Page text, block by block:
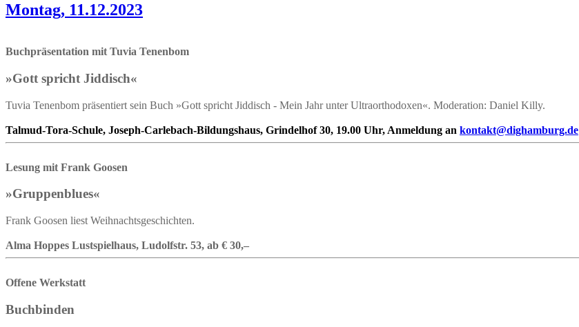
Montag, 11.12.2023
Buchpräsentation mit Tuvia Tenenbom
»Gott spricht Jiddisch«
Tuvia Tenenbom präsentiert sein Buch »Gott spricht Jiddisch - Mein Jahr unter Ultraorthodoxen«. Moderation: Daniel Killy.
Talmud-Tora-Schule, Joseph-Carlebach-Bildungshaus, Grindelhof 30, 19.00 Uhr, Anmeldung an kontakt@dighamburg.de
Lesung mit Frank Goosen
»Gruppenblues«
Frank Goosen liest Weihnachtsgeschichten.
Alma Hoppes Lustspielhaus, Ludolfstr. 53, ab € 30,–
Offene Werkstatt
Buchbinden